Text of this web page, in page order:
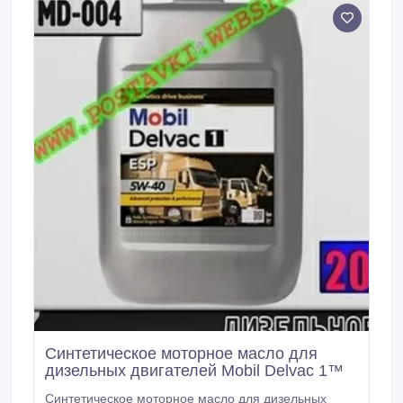
одновременно обеспечивая увеличение срока
смены масла и снижение расхода топлива в
современных дизелях, эксплуатируемых в тяжелых
Синтетическое моторное масло для
дизельных двигателей Mobil Delvac 1™
Синтетическое моторное масло для дизельных